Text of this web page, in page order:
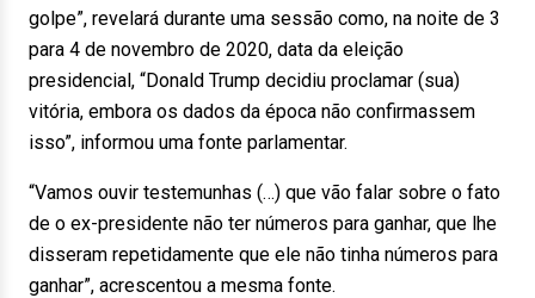
golpe”, revelará durante uma sessão como, na noite de 3
para 4 de novembro de 2020, data da eleição
presidencial, “Donald Trump decidiu proclamar (sua)
vitória, embora os dados da época não confirmassem
isso”, informou uma fonte parlamentar.
“Vamos ouvir testemunhas (…) que vão falar sobre o fato
de o ex-presidente não ter números para ganhar, que lhe
disseram repetidamente que ele não tinha números para
ganhar”, acrescentou a mesma fonte.